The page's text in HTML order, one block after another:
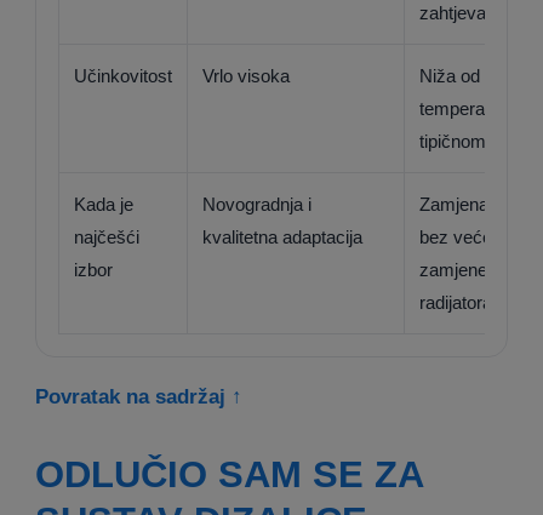
zahtjeva
Učinkovitost Vrlo visoka
Niža od nisko
temperaturne u
tipičnom radu
Kada je
najčešći
izbor
Novogradnja i
kvalitetna adaptacija
Zamjena kotla
bez veće
zamjene
radijatora
Povratak na sadržaj ↑
ODLUČIO SAM SE ZA